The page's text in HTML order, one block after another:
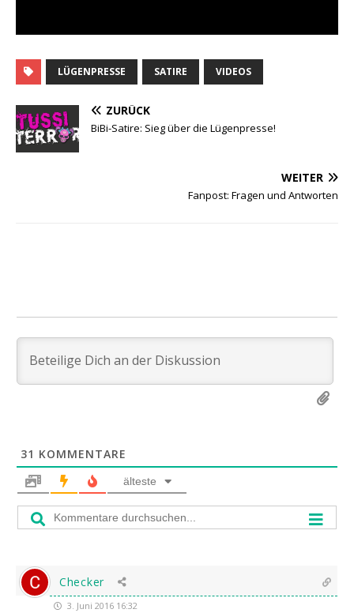
LÜGENPRESSE SATIRE VIDEOS
ZURÜCK
BiBi-Satire: Sieg über die Lügenpresse!
WEITER
Fanpost: Fragen und Antworten
31 KOMMENTARE
älteste
Checker
3. Juni 2016 16:32